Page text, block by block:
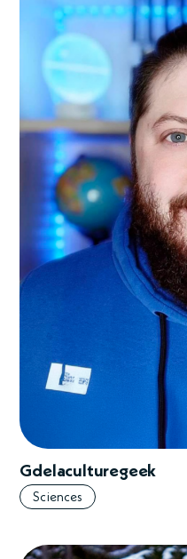
Gdelaculturegeek
Sciences